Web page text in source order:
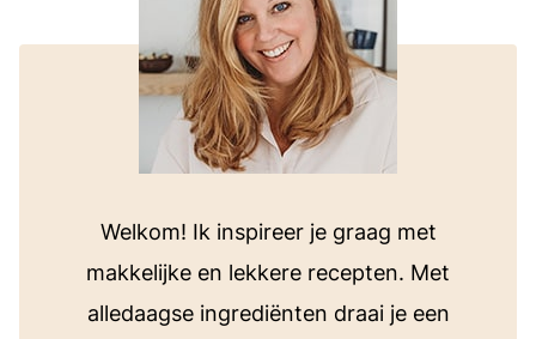
Welkom! Ik inspireer je graag met
makkelijke en lekkere recepten. Met
alledaagse ingrediënten draai je een